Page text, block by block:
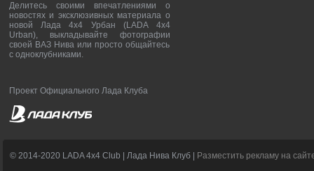
Делитесь своими впечатлениями о
новостях и эксклюзивных материала о
новой Лада 4х4 Урбан (LADA 4x4
Urban), выкладывайте фотографии
своей ВАЗ Нива или просто общайтесь
с одноклубниками.
Проект Официального Лада Клуба
© 2014-2020 LADA 4x4 Club | Лада Нива Клуб | Разместить рекламу на